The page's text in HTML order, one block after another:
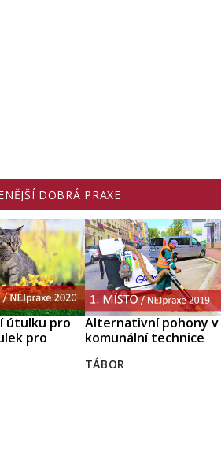
DOBRÁ PRAXE
útulku pro
pro
Alternativní pohony v
komunální technice
TÁBOR